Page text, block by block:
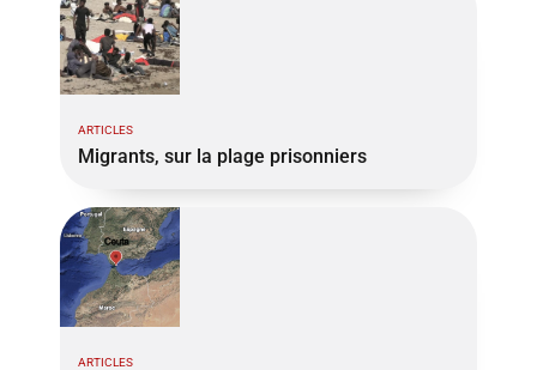
ARTICLES
Migrants, sur la plage prisonniers
ARTICLES